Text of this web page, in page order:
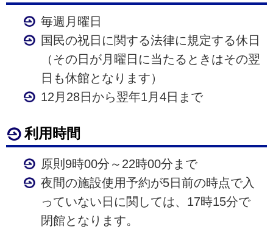
毎週月曜日
国民の祝日に関する法律に規定する休日
（その日が月曜日に当たるときはその翌
日も休館となります）
12月28日から翌年1月4日まで
利用時間
原則9時00分～22時00分まで
夜間の施設使用予約が5日前の時点で入
っていない日に関しては、17時15分で
閉館となります。